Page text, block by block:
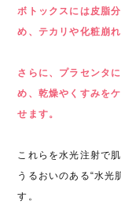
ボトックスには皮脂
め、テカリや化粧崩
さらに、プラセンタ
め、乾燥やくすみを
せます。
これらを水光注射で
うるおいのある“水光
す。